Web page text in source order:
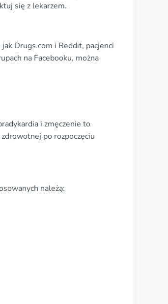
się z lekarzem.
Drugs.com i Reddit, pacjenci
na Facebooku, można
i zmęczenie to
po rozpoczęciu
należą: